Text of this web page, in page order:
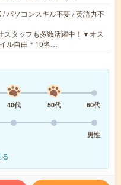
パソコンスキル不要 / 英語力不
スタッフも多数活躍中！▼オス
ル自由＊10名…
40代 50代
60代
男性